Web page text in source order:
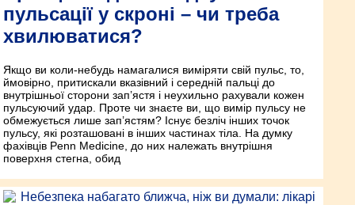
пульсації у скроні – чи треба
хвилюватися?
Якщо ви коли-небудь намагалися виміряти свій пульс, то,
ймовірно, притискали вказівний і середній пальці до
внутрішньої сторони зап’ястя і неухильно рахували кожен
пульсуючий удар. Проте чи знаєте ви, що вимір пульсу не
обмежується лише зап’ястям? Існує безліч інших точок
пульсу, які розташовані в інших частинах тіла. На думку
фахівців Penn Medicine, до них належать внутрішня
поверхня стегна, обид